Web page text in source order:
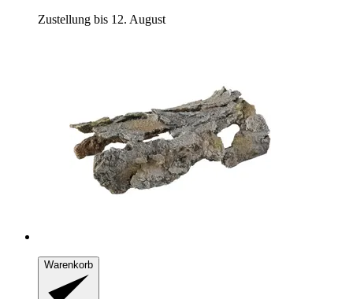
Zustellung bis 12. August
Warenkorb